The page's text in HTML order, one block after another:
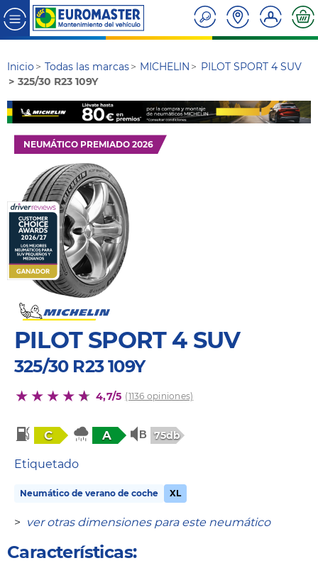
Inicio Todas las marcas MICHELIN
PILOT SPORT 4 SUV
325/30 R23 109Y
NEUMÁTICO PREMIADO 2026
PILOT SPORT 4 SUV
325/30 R23 109Y
4,7/5 (1136 opiniones)
C A 75db
Etiquetado
Neumático de verano de coche XL
> ver otras dimensiones para este neumático
Características: